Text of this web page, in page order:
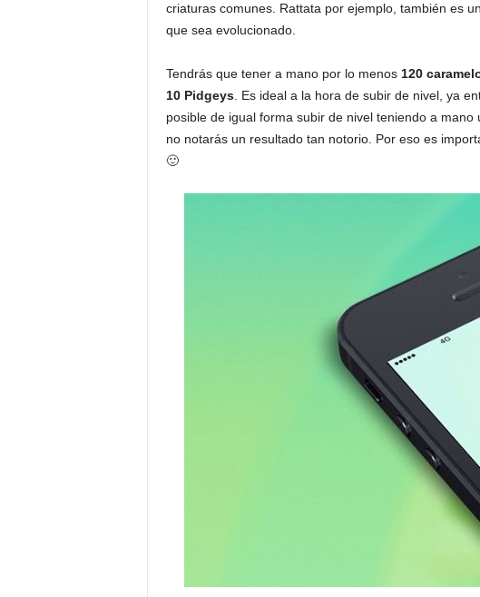
criaturas comunes. Rattata por ejemplo, también es
que sea evolucionado.
Tendrás que tener a mano por lo menos 120
10 Pidgeys. Es ideal a la hora de subir de nivel, ya
posible de igual forma subir de nivel teniendo a
no notarás un resultado tan notorio. Por eso es
🙂